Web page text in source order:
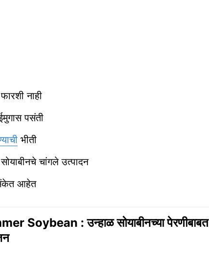
नाही
पसंती
भीती
चांगले उत्पादन
संकेत आहेत
Soybean : उन्हाळ सोयाबीनच्या पेरणीबाबत